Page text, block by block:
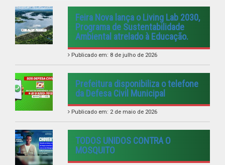
Feira Nova lança o Living Lab 2030,
Programa de Sustentabilidade
Ambiental atrelado à Educação.
Publicado em: 8 de julho de 2026
Prefeitura disponibiliza o telefone
da Defesa Civil Municipal
Publicado em: 2 de maio de 2026
TODOS UNIDOS CONTRA O
MOSQUITO